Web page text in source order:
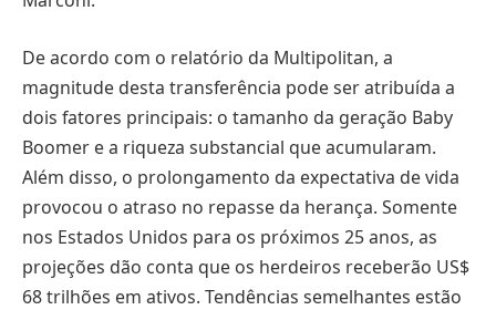
De acordo com o relatório da Multipolitan, a
magnitude desta transferência pode ser atribuída a
dois fatores principais: o tamanho da geração Baby
Boomer e a riqueza substancial que acumularam.
Além disso, o prolongamento da expectativa de vida
provocou o atraso no repasse da herança. Somente
nos Estados Unidos para os próximos 25 anos, as
projeções dão conta que os herdeiros receberão US$
68 trilhões em ativos. Tendências semelhantes estão